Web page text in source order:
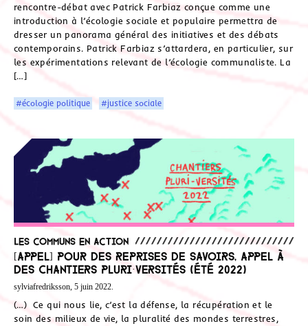
rencontre-débat avec Patrick Farbiaz conçue comme une
introduction à l’écologie sociale et populaire permettra de
dresser un panorama général des initiatives et des débats
contemporains. Patrick Farbiaz s’attardera, en particulier, sur
les expérimentations relevant de l’écologie communaliste. La
[…]
#écologie politique #justice sociale
Les communs en action
[Appel] Pour des reprises de savoirs, appel à
des chantiers Pluri·versités (été 2022)
sylviafredriksson, 5 juin 2022.
(…) Ce qui nous lie, c’est la défense, la récupération et le
soin des milieux de vie, la pluralité des mondes terrestres,